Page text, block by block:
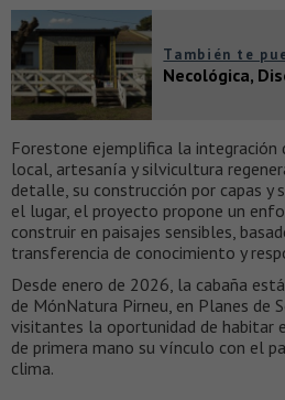
También te
Necológica,
Forestone ejemplifica la integración
local, artesanía y silvicultura
detalle, su construcción por capas y
el lugar, el proyecto propone un
construir en paisajes sensibles,
transferencia de conocimiento y
Desde enero de 2026, la cabaña
de MónNatura Pirneu, en Planes de
visitantes la oportunidad de habitar
de primera mano su vínculo con el
clima.